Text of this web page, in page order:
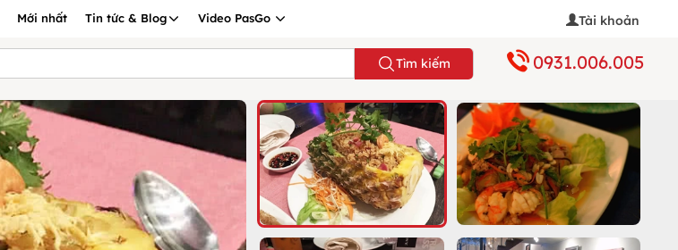
Mới nhất Tin tức & Blog Video PasGo Tài khoản
Tìm kiếm 0931.006.005